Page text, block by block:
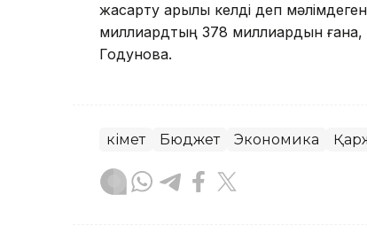
жақсарту арқылы келді деп
миллиардтың 378 миллиардын ғана,
Годунова.
Үкімет Бюджет Экономика